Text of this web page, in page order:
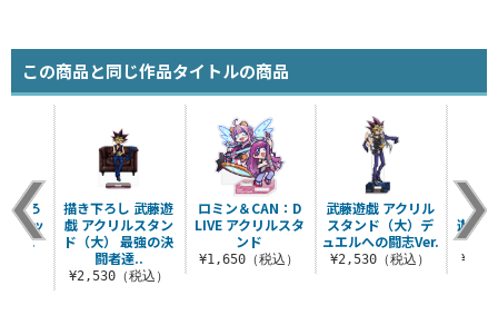
この商品と同じ作品タイトルの商品
ロミン＆CAN：D
LIVE アクリルスタ
ンド
¥1,650（税込）
武藤遊戯 アクリル
スタンド（大）デ
ュエルへの闘志Ver.
¥2,530（税込）
「闇
遊戯
下ろ
缶バッ
..
描き下ろし 武藤遊
戯 アクリルスタン
ド（大） 最強の決
闘者達..
¥2,530（税込）